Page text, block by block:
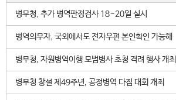
병무청, 추가 병역판정검사 18~20일 실시
병역의무자, 국외에서도 전자우편 본인확인 가능해
병무청, 자원병역이행 모범병사 초청 격려 행사 개최
병무청 창설 제49주년, 공정병역 다짐 대회 개최